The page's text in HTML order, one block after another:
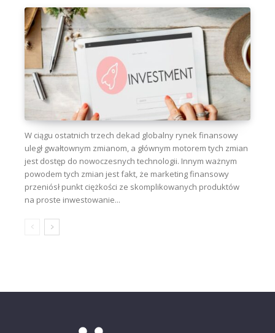
W ciągu ostatnich trzech dekad globalny rynek finansowy
uległ gwałtownym zmianom, a głównym motorem tych zmian
jest dostęp do nowoczesnych technologii. Innym ważnym
powodem tych zmian jest fakt, że marketing finansowy
przeniósł punkt ciężkości ze skomplikowanych produktów
na proste inwestowanie...